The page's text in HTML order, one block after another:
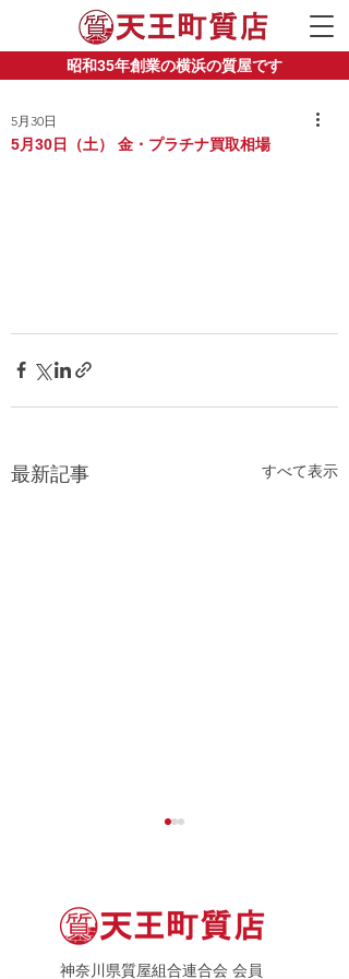
昭和35年創業の横浜の質屋です
5月30日（土） 金・プラチナ買取相場
5月30日
最新記事 すべて表示
神奈川県質屋組合連合会 会員